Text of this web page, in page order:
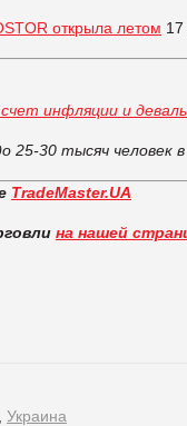
открыла летом 17
инфляции и
25-30 тысяч человек в
TradeMaster.UA
на нашей
Украина